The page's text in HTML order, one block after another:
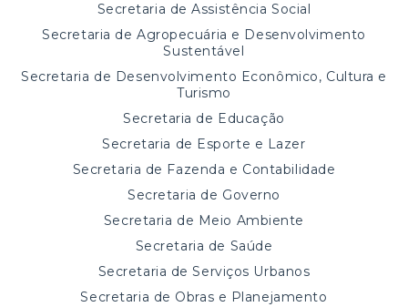
Secretaria de Assistência Social
Secretaria de Agropecuária e Desenvolvimento
Sustentável
Secretaria de Desenvolvimento Econômico, Cultura e
Turismo
Secretaria de Educação
Secretaria de Esporte e Lazer
Secretaria de Fazenda e Contabilidade
Secretaria de Governo
Secretaria de Meio Ambiente
Secretaria de Saúde
Secretaria de Serviços Urbanos
Secretaria de Obras e Planejamento